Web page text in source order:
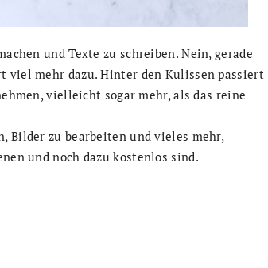
und Texte zu schreiben. Nein, gerade
viel mehr dazu. Hinter den Kulissen passiert
vielleicht sogar mehr, als das reine
Bilder zu bearbeiten und vieles mehr,
und noch dazu kostenlos sind.